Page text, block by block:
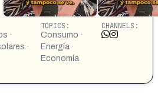
·
·
TOPICS:
Consumo ·
Energía ·
Economía
CHANNELS: